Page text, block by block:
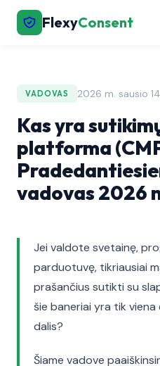
FlexyConsent
VADOVAS 2026 m. sausio
Kas yra
platforma
vadovas 2026
Jei valdote svetainę,
parduotuvę, tikriausiai
prašančius sutikti su
šie baneriai yra tik
dalis?
Šiame vadove